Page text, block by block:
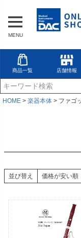
MENU
商品一覧 店舗情報
HOME 楽器本体 ファゴ
並び替え 価格が安い順